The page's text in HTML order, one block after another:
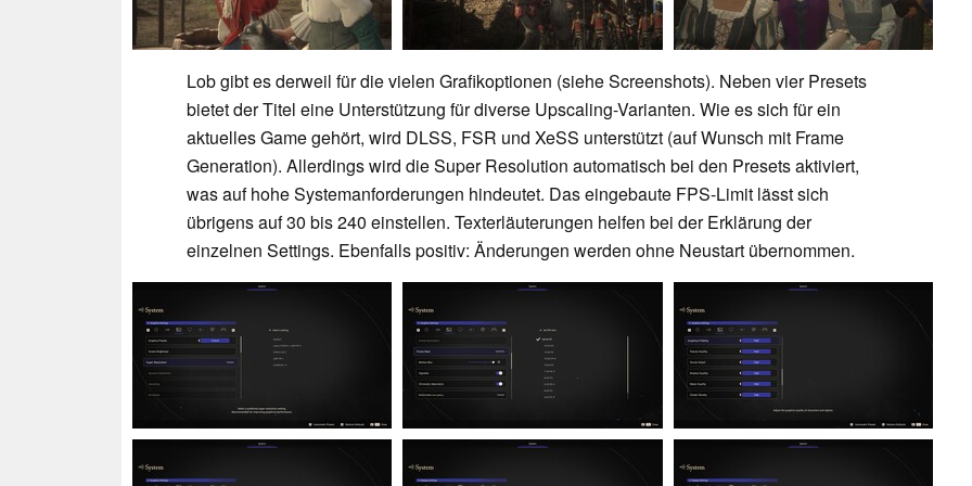
Lob gibt es derweil für die vielen Grafikoptionen (siehe Screenshots). Neben vier Presets
bietet der Titel eine Unterstützung für diverse Upscaling-Varianten. Wie es sich für ein
aktuelles Game gehört, wird DLSS, FSR und XeSS unterstützt (auf Wunsch mit Frame
Generation). Allerdings wird die Super Resolution automatisch bei den Presets aktiviert,
was auf hohe Systemanforderungen hindeutet. Das eingebaute FPS-Limit lässt sich
übrigens auf 30 bis 240 einstellen. Texterläuterungen helfen bei der Erklärung der
einzelnen Settings. Ebenfalls positiv: Änderungen werden ohne Neustart übernommen.